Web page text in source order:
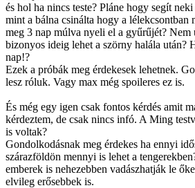
és hol ha nincs teste? Pláne hogy segít
mint a bálna csinálta hogy a lélekcsontban
meg 3 nap múlva nyeli el a gyűrűjét?
bizonyos ideig lehet a szörny halála után?
nap!?
Ezek a próbák meg érdekesek lehetnek.
lesz róluk. Vagy max még spoileres ez is.
És még egy igen csak fontos kérdés amit
kérdeztem, de csak nincs infó. A Ming
is voltak?
Gondolkodásnak meg érdekes ha ennyi
szárazföldön mennyi is lehet a
emberek is nehezebben vadászhatják le
elvileg erősebbek is.